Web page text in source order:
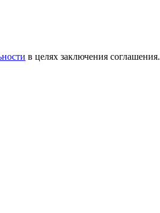
в целях заключения соглашения.